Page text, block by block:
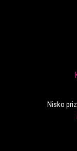
Nisko